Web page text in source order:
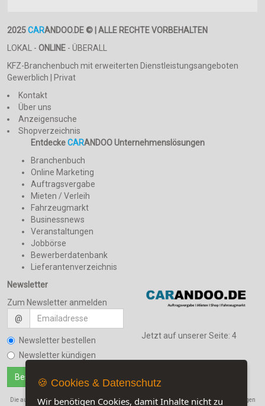
Behindertengerecht
ATC 2.0
Duo-Control
sonstige
2025CARANDOO.DE © | ALLE RECHTE VORBEHALTEN
LOKAL - ONLINE - ÜBERALL
KFZ-Branchenbuch mit erweiterten Dienstleistungsangeboten
Gewerblich | Privat
Kontakt
Über uns
Anzeigensuche
Shopverzeichnis
EntdeckeCARANDOO Unternehmenslösungen
Branchenbuch
Online Marketing
Auftragsvergabe
Mieten / Verleih
Fahrzeugmarkt
Businessnews
Veranstaltungen
Jobbörse
Bewerberdatenbank
Lieferantenverzeichnis
Newsletter
Zum Newsletter anmelden
@
Newsletter bestellen
Newsletter kündigen
Jetzt auf unserer Seite: 4
Die auf dieser Seite verwendeten Produktbezeichnungen, Namen und Warenbezeichnungen
🍪 Cookies & Datenschutz
Wir benötigen Cookies, damit Inhalte nicht zu